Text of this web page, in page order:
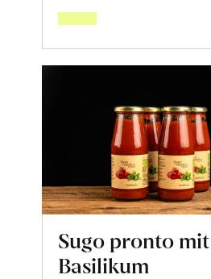
Sugo pronto mit
Basilikum